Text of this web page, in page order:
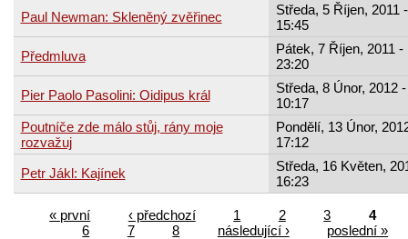
Paul Newman: Skleněný zvěřinec
Středa, 5 Říjen, 2011 -
15:45
Předmluva
Pátek, 7 Říjen, 2011 -
23:20
Pier Paolo Pasolini: Oidipus král
Středa, 8 Únor, 2012 -
10:17
Poutníče zde málo stůj, rány moje
rozvažuj
Pondělí, 13 Únor,
17:12
Petr Jákl: Kajínek
Středa, 16 Květen,
16:23
« první ‹ předchozí 1 2 3
4
6
7 8 následující ›
poslední »